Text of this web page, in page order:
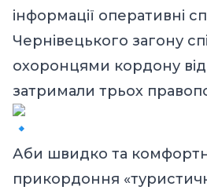
інформації оперативні
Чернівецького загону
охоронцями кордону
затримали трьох
Аби швидко та
прикордоння